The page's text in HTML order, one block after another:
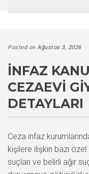
Posted on Ağustos 3, 2026
İNFAZ
CEZAEVI
DETAYLARI
Ceza infaz
kişilere ilişkin bazı
suçları ve belirli ağır